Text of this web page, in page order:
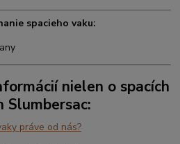
spacieho vaku:
nielen o spacích
Slumbersac:
práve od nás?